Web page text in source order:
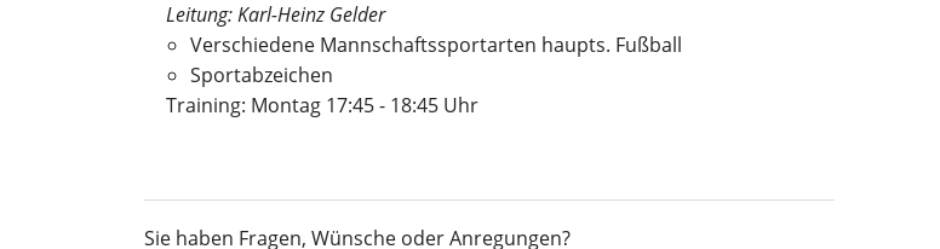
Leitung: Karl-Heinz Gelder
Verschiedene Mannschaftssportarten haupts. Fußball
Sportabzeichen
Training: Montag 17:45 - 18:45 Uhr
Sie haben Fragen, Wünsche oder Anregungen?